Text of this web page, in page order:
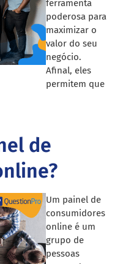
ferramenta
poderosa para
maximizar o
valor do seu
negócio.
Afinal, eles
permitem que
de
Um painel de
consumidores
online é um
grupo de
pessoas